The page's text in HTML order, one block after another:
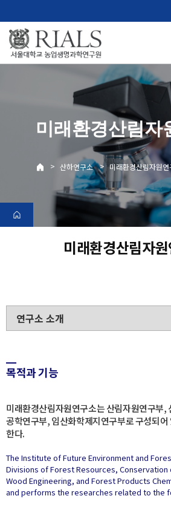
로
메
미래환경산림자
> 산하연구소 > 미래환경산림자원연
미래환경산림자
목적과 기능
미래환경산림자원연구소는 산림자원연구부,
공학연구부, 임산화학제지연구부로 구성되어
한다.
The Institute of Future Environment and
Divisions of Forest Resources,
Wood Engineering, and Forest Products
and performs the researches related to the